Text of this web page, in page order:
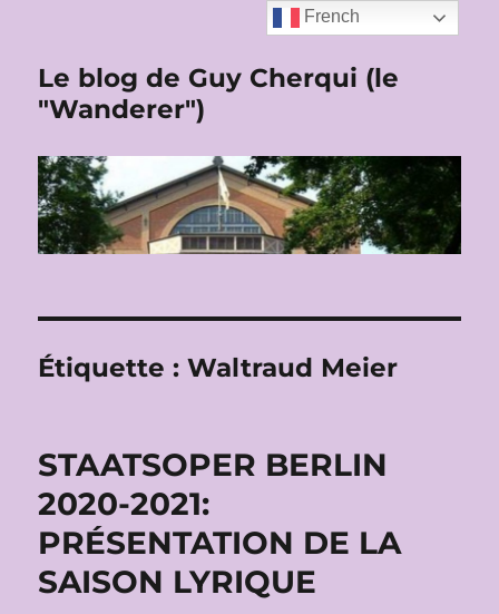
Le blog de Guy Cherqui (le
"Wanderer")
Étiquette :Waltraud Meier
STAATSOPER BERLIN
2020-2021:
PRÉSENTATION DE LA
SAISON LYRIQUE
French